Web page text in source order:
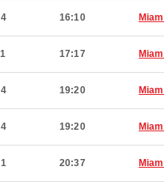
16:10
17:17
19:20
19:20
20:37